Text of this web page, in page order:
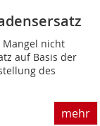
Mangel nicht
auf Basis der
des
mehr